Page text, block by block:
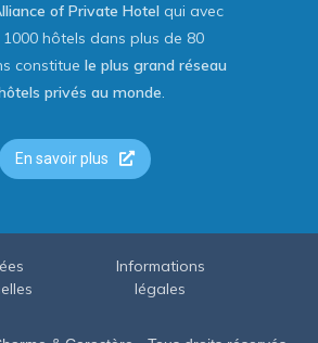
of Private Hotel qui avec
hôtels dans plus de 80
constitue le plus grand réseau
privés au monde.
En savoir plus
Informations
légales